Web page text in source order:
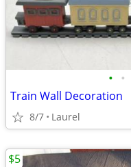
• •
Train Wall Decoration
8/7 Laurel
$5